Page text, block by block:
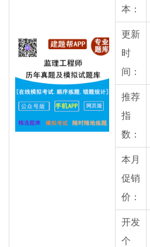
本：
更新
时
间：
推荐
指
数：
本月
促销
价：
开发
个